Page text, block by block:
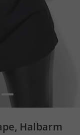
6
Halbarm